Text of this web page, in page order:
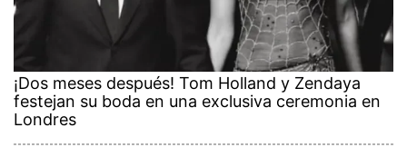
¡Dos meses después! Tom Holland y Zendaya
festejan su boda en una exclusiva ceremonia en
Londres